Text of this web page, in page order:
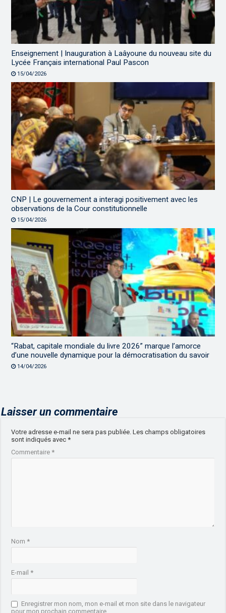
Enseignement | Inauguration à Laâyoune du nouveau site du
Lycée Français international Paul Pascon
15/04/2026
CNP | Le gouvernement a interagi positivement avec les
observations de la Cour constitutionnelle
15/04/2026
“Rabat, capitale mondiale du livre 2026” marque l’amorce
d’une nouvelle dynamique pour la démocratisation du savoir
14/04/2026
Laisser un commentaire
Votre adresse e-mail ne sera pas publiée. Les champs obligatoires
sont indiqués avec*
Commentaire*
Nom*
E-mail*
Enregistrer mon nom, mon e-mail et mon site dans le navigateur
pour mon prochain commentaire.